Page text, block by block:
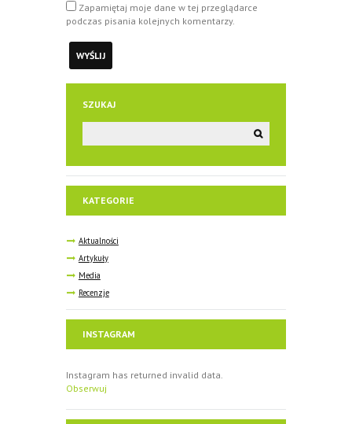
Zapamiętaj moje dane w tej przeglądarce
podczas pisania kolejnych komentarzy.
SZUKAJ
KATEGORIE
Aktualności
Artykuły
Media
Recenzje
INSTAGRAM
Instagram has returned invalid data.
Obserwuj